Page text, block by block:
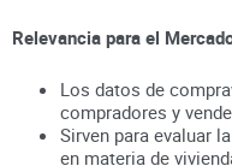
Relevancia para el
Los datos de
compradores y
Sirven para evaluar
en materia de